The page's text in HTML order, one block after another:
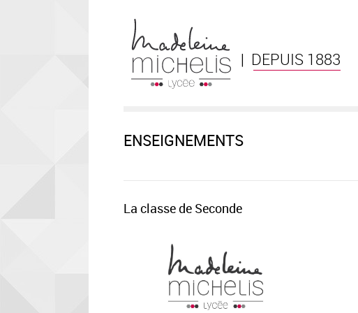
| DEPUIS 1883
ENSEIGNEMENTS
La classe de Seconde